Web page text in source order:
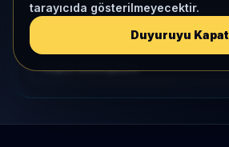
tarayıcıda gösterilmeyecektir.
Duyuruyu Kapat
Kategori Benchmark